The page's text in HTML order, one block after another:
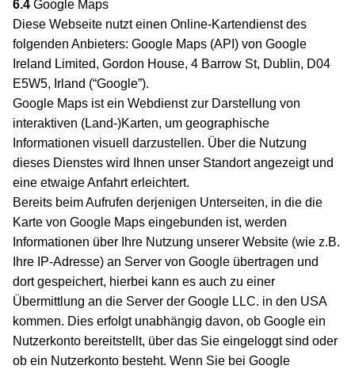
6.4 Google Maps
Diese Webseite nutzt einen Online-Kartendienst des
folgenden Anbieters: Google Maps (API) von Google
Ireland Limited, Gordon House, 4 Barrow St, Dublin, D04
E5W5, Irland (“Google”).
Google Maps ist ein Webdienst zur Darstellung von
interaktiven (Land-)Karten, um geographische
Informationen visuell darzustellen. Über die Nutzung
dieses Dienstes wird Ihnen unser Standort angezeigt und
eine etwaige Anfahrt erleichtert.
Bereits beim Aufrufen derjenigen Unterseiten, in die die
Karte von Google Maps eingebunden ist, werden
Informationen über Ihre Nutzung unserer Website (wie z.B.
Ihre IP-Adresse) an Server von Google übertragen und
dort gespeichert, hierbei kann es auch zu einer
Übermittlung an die Server der Google LLC. in den USA
kommen. Dies erfolgt unabhängig davon, ob Google ein
Nutzerkonto bereitstellt, über das Sie eingeloggt sind oder
ob ein Nutzerkonto besteht. Wenn Sie bei Google